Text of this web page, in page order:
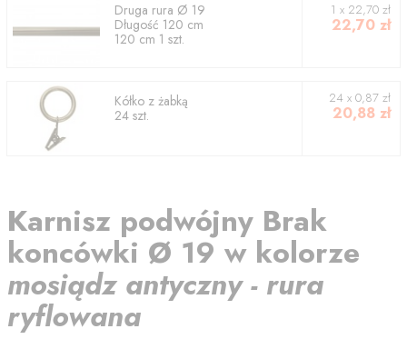
Druga rura Ø 19
Długość 120 cm
120 cm 1 szt.
1 x 22,70 zł
22,70 zł
Kółko z żabką
24 szt.
24 x 0,87 zł
20,88 zł
Karnisz podwójny Brak
koncówki Ø 19 w kolorze
mosiądz antyczny - rura
ryflowana